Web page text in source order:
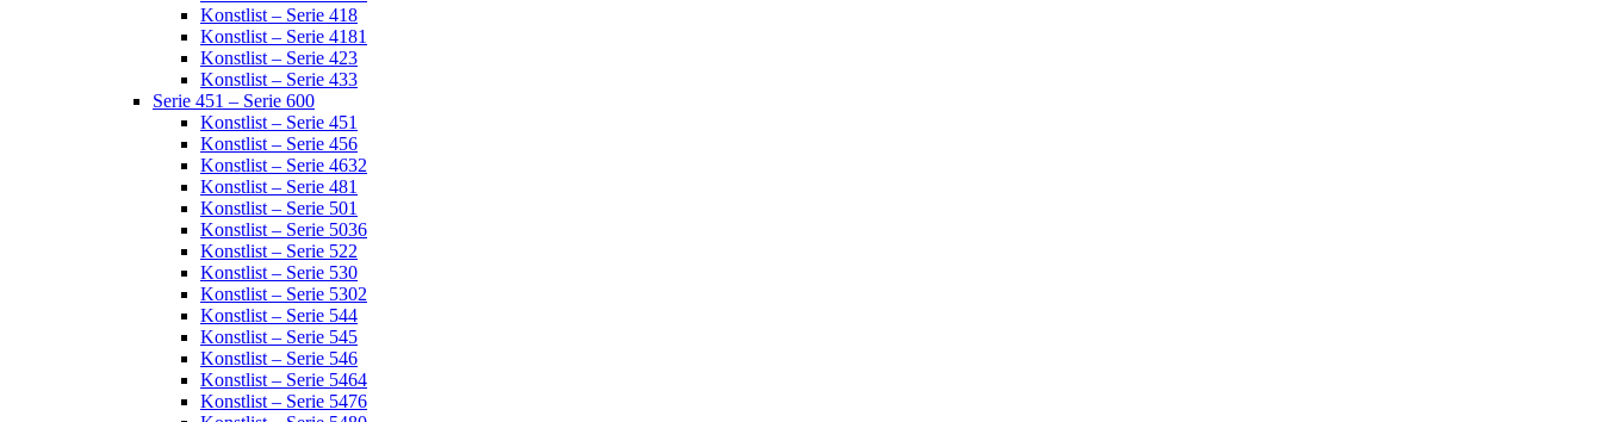
Konstlist – Serie 418
Konstlist – Serie 4181
Konstlist – Serie 423
Konstlist – Serie 433
Serie 451 – Serie 600
Konstlist – Serie 451
Konstlist – Serie 456
Konstlist – Serie 4632
Konstlist – Serie 481
Konstlist – Serie 501
Konstlist – Serie 5036
Konstlist – Serie 522
Konstlist – Serie 530
Konstlist – Serie 5302
Konstlist – Serie 544
Konstlist – Serie 545
Konstlist – Serie 546
Konstlist – Serie 5464
Konstlist – Serie 5476